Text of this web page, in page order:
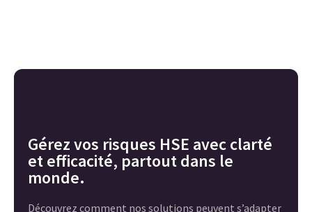
Gérez vos risques HSE avec clarté
et efficacité, partout dans le
monde.
Découvrez comment nos solutions peuvent s’adapter